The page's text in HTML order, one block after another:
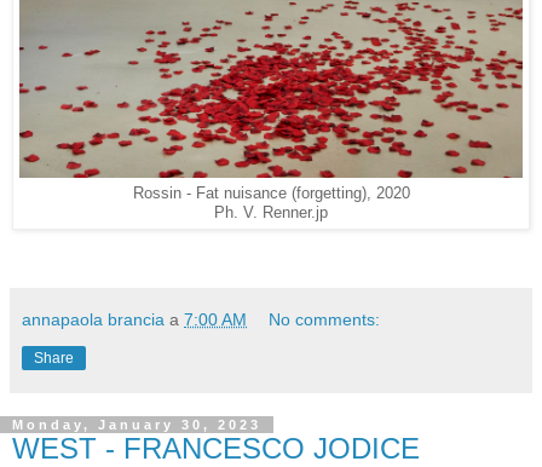
Rossin - Fat nuisance (forgetting), 2020
Ph. V. Renner.jp
annapaola brancia a 7:00 AM No comments:
Share
Monday, January 30, 2023
WEST - FRANCESCO JODICE